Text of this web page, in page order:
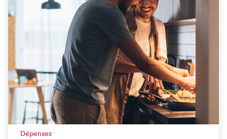
Dépenses